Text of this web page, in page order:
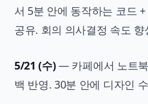
서 5분 안에 동작하는 코드
공유. 회의 의사결정 속도 향
5/21 (수)— 카페에서 노트
백 반영. 30분 안에 디자인